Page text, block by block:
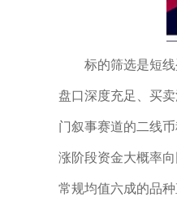
标的筛选是短
盘口深度充足、买
门叙事赛道的二线
涨阶段资金大概率
常规均值六成的品